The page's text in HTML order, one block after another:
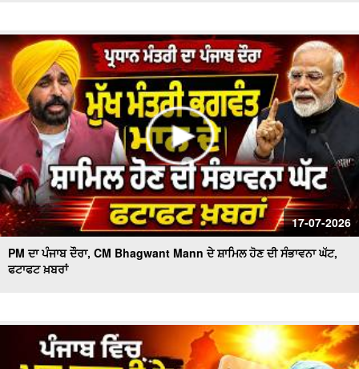
17-07-2026
PM ਦਾ ਪੰਜਾਬ ਦੌਰਾ, CM Bhagwant Mann ਦੇ ਸ਼ਾਮਿਲ ਹੋਣ ਦੀ ਸੰਭਾਵਨਾ ਘੱਟ,
ਫਟਾਫਟ ਖ਼ਬਰਾਂ